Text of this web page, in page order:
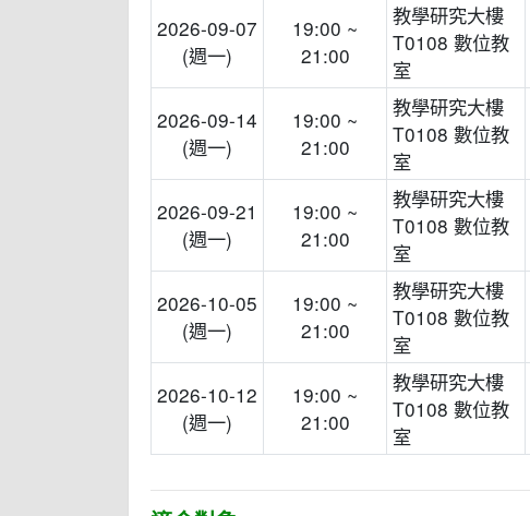
2026-09-07
(週一)
19:00 ~
21:00
教學研究大樓
T0108 數位教
室
2026-09-14
(週一)
19:00 ~
21:00
教學研究大樓
T0108 數位教
室
2026-09-21
(週一)
19:00 ~
21:00
教學研究大樓
T0108 數位教
室
2026-10-05
(週一)
19:00 ~
21:00
教學研究大樓
T0108 數位教
室
2026-10-12
(週一)
19:00 ~
21:00
教學研究大樓
T0108 數位教
室